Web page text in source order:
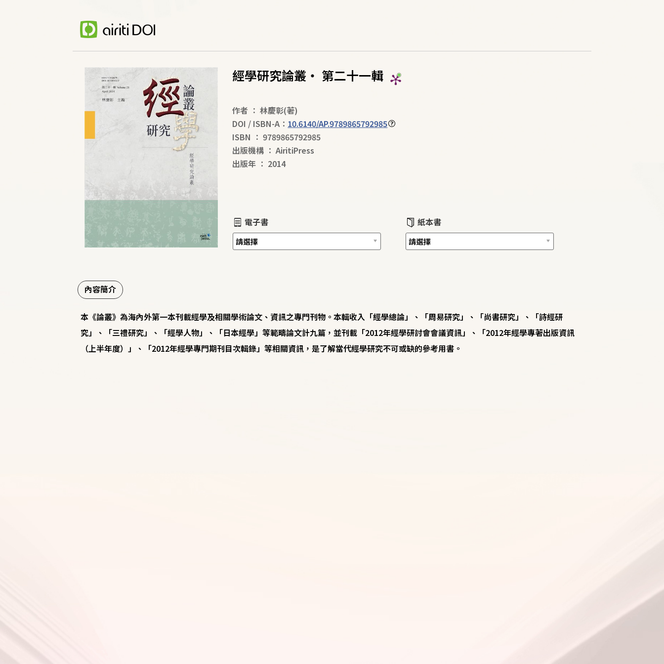
經學研究論叢‧ 第二十一輯
作者 ： 林慶彰(著)
DOI / ISBN-A： 10.6140/AP.9789865792985
ISBN ： 9789865792985
出版機構 ： AiritiPress
出版年 ： 2014
電子書 紙本書
內容簡介
本《論叢》為海內外第一本刊載經學及相關學術論文、資訊之專門刊物。本輯收入「經學總論」、「周易研究」、「尚書研究」、「詩經研
究」、「三禮研究」、「經學人物」、「日本經學」等範疇論文計九篇，並刊載「2012年經學研討會會議資訊」、「2012年經學專著出版資訊
（上半年度）」、「2012年經學專門期刊目次輯錄」等相關資訊，是了解當代經學研究不可或缺的參考用書。